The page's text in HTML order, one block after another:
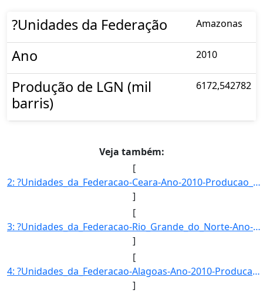
?Unidades da Federação Amazonas
Ano 2010
Produção de LGN (mil
barris)
6172,542782
Veja também:
[
2: ?Unidades_da_Federacao-Ceara-Ano-2010-Producao_de_LGN_(mil_barris)-65-89204956}]
]
[
3: ?Unidades_da_Federacao-Rio_Grande_do_Norte-Ano-2010-Producao_de_LGN_(mil_barris)-1877-307011}]
]
[
4: ?Unidades_da_Federacao-Alagoas-Ano-2010-Producao_de_LGN_(mil_barris)-586-9895995}]
]